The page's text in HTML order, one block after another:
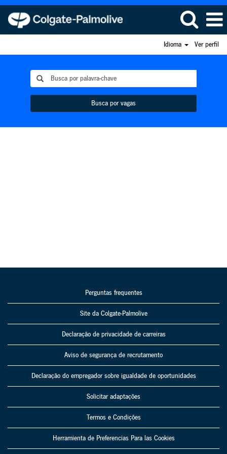
Idioma Ver perfil
Busca por vagas
Perguntas frequentes
Site da Colgate-Palmolive
Declaração de privacidade de carreiras
Aviso de segurança de recrutamento
Declaração do empregador sobre igualdade de oportunidades
Solicitar adaptações
Termos e Condições
Herramienta de Preferencias Para las Cookies